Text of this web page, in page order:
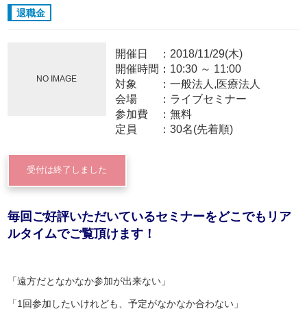
退職金
NO IMAGE
開催日
2018/11/29(木)
開催時間： 10:30～ 11:00
対象
一般法人,医療法人
会場
ライブセミナー
参加費
無料
定員
30名(先着順)
受付は終了しました
毎回ご好評いただいているセミナーをどこでもリア
ルタイムでご覧頂けます！
「遠方だとなかなか参加が出来ない」
「1回参加したいけれども、予定がなかなか合わない」